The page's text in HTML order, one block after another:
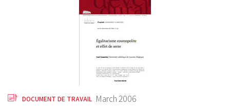
DOCUMENT DE TRAVAIL March 2006